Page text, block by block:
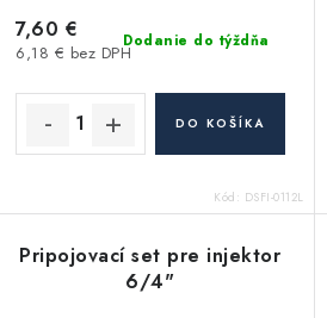
Dodanie do týždňa
6,18 € bez DPH
7,60 €
DO KOŠÍKA
Kód: DSFI-0112L
Pripojovací set pre injektor
6/4"